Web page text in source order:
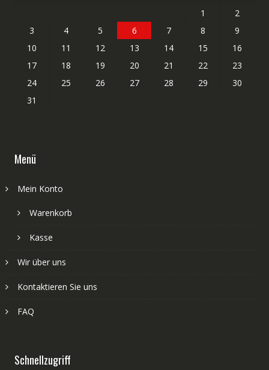
1
2
3
4 5 6 7 8
9
10
11 12 13 14 15
16
17
18 19 20 21 22
23
24
25 26 27 28 29
30
31
Menü
Mein Konto
Warenkorb
Kasse
Wir über uns
Kontaktieren Sie uns
FAQ
Schnellzugriff